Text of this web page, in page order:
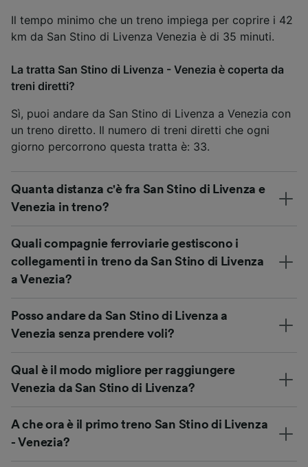
Il tempo minimo che un treno impiega per coprire i 42
km da San Stino di Livenza Venezia è di 35 minuti.
La tratta San Stino di Livenza - Venezia è coperta da
treni diretti?
Sì, puoi andare da San Stino di Livenza a Venezia con
un treno diretto. Il numero di treni diretti che ogni
giorno percorrono questa tratta è: 33.
Quanta distanza c'è fra San Stino di Livenza e
Venezia in treno?
Quali compagnie ferroviarie gestiscono i
collegamenti in treno da San Stino di Livenza
a Venezia?
Posso andare da San Stino di Livenza a
Venezia senza prendere voli?
Qual è il modo migliore per raggiungere
Venezia da San Stino di Livenza?
A che ora è il primo treno San Stino di Livenza
- Venezia?